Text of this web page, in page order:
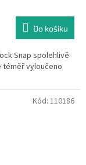
Do košíku
Snap spolehlivě
téměř vyloučeno
Kód: 110186